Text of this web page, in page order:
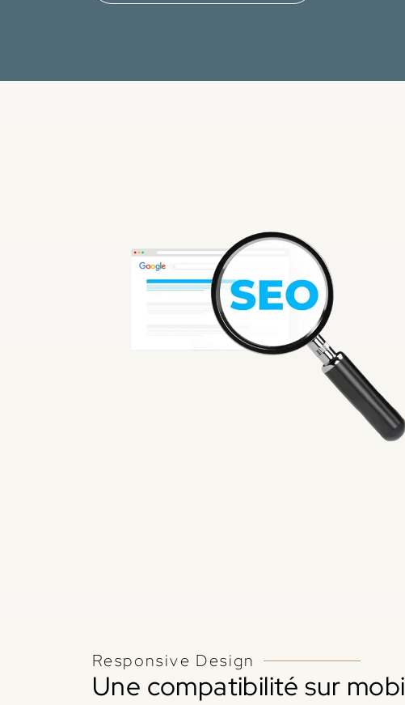
Responsive Design
Une compatibilité sur